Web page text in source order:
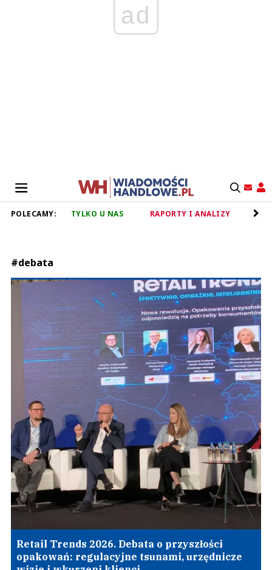
ad
POLECAMY: TYLKO U NAS RAPORTY I ANALIZY
#debata
Retail Trends 2026. Debata o przyszłości
opakowań: regulacyjne tsunami, urzędnicze